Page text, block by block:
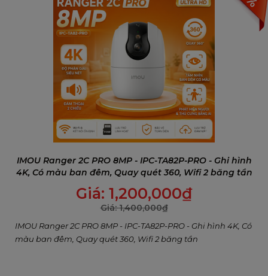
512GB), NVR hoặc Cloud Storage.
THÔNG SỐ KỸ THUẬT CAMERA IMOU PS7F
IMOU Ranger 2C PRO 8MP - IPC-TA82P-PRO - Ghi hình
4K, Có màu ban đêm, Quay quét 360, Wifi 2 băng tần
Giá: 1,200,000₫
Giá:1,400,000₫
IMOU Ranger 2C PRO 8MP - IPC-TA82P-PRO - Ghi hình 4K, Có
màu ban đêm, Quay quét 360, Wifi 2 băng tần